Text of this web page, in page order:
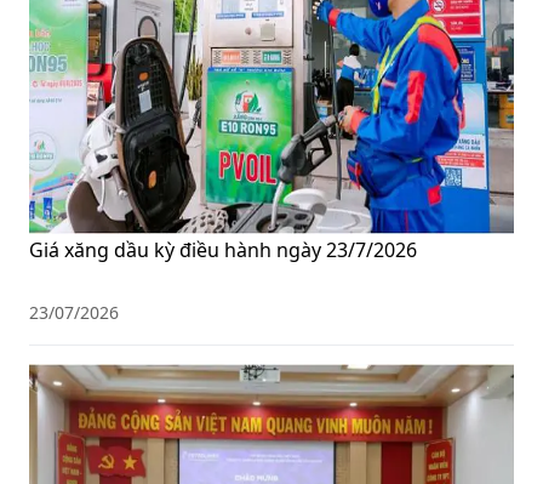
Giá xăng dầu kỳ điều hành ngày 23/7/2026
23/07/2026